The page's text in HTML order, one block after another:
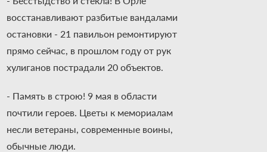
восстанавливают разбитые вандалами
остановки - 21 павильон ремонтируют
прямо сейчас, в прошлом году от рук
хулиганов пострадали 20 объектов.
- Память в строю! 9 мая в области
почтили героев. Цветы к мемориалам
несли ветераны, современные воины,
обычные люди.